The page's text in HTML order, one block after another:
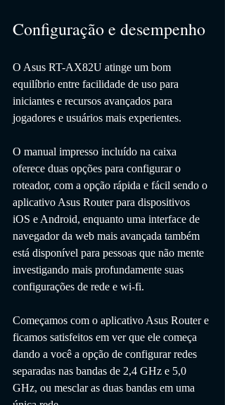
Configuração e desempenho
O Asus RT-AX82U atinge um bom
equilíbrio entre facilidade de uso para
iniciantes e recursos avançados para
jogadores e usuários mais experientes.
O manual impresso incluído na caixa
oferece duas opções para configurar o
roteador, com a opção rápida e fácil sendo o
aplicativo Asus Router para dispositivos
iOS e Android, enquanto uma interface de
navegador da web mais avançada também
está disponível para pessoas que não mente
investigando mais profundamente suas
configurações de rede e wi-fi.
Começamos com o aplicativo Asus Router e
ficamos satisfeitos em ver que ele começa
dando a você a opção de configurar redes
separadas nas bandas de 2,4 GHz e 5,0
GHz, ou mesclar as duas bandas em uma